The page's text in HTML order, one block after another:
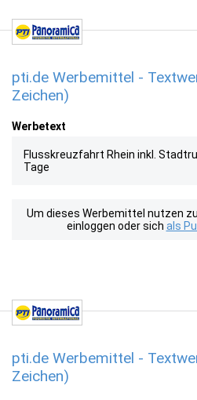
pti.de Werbemittel -
Zeichen)
Werbetext
Flusskreuzfahrt Rhein inkl.
Tage
Um dieses Werbemittel nutzen
einloggen oder sich als
pti.de Werbemittel -
Zeichen)